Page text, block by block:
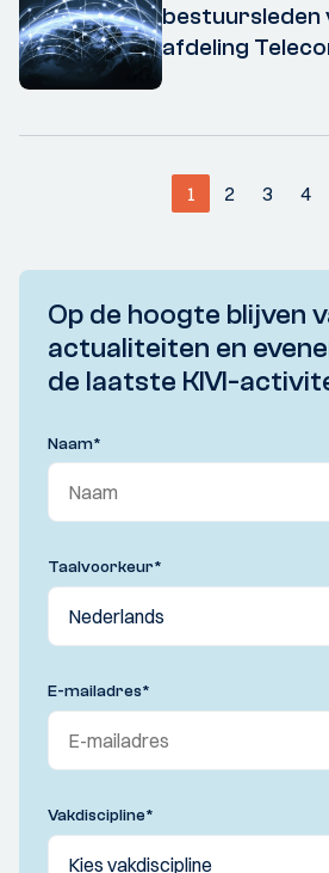
bestuursleden
afdeling
1 2 3 4
Op de hoogte blijven
actualiteiten en
de laatste KIVI-
Naam*
Taalvoorkeur*
E-mailadres*
Vakdiscipline*